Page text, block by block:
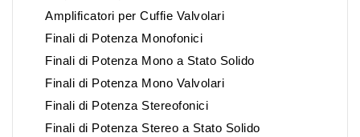
Amplificatori per Cuffie Valvolari
Finali di Potenza Monofonici
Finali di Potenza Mono a Stato Solido
Finali di Potenza Mono Valvolari
Finali di Potenza Stereofonici
Finali di Potenza Stereo a Stato Solido